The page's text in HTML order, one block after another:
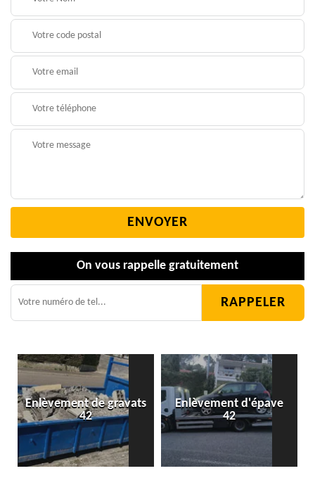
On vous rappelle gratuitement
Enlèvement de gravats
42
Enlèvement d'épave
42